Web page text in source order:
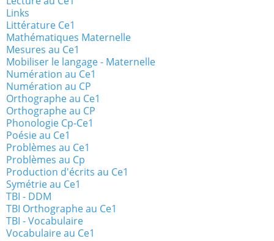
Links
Littérature Ce1
Mathématiques Maternelle
Mesures au Ce1
Mobiliser le langage - Maternelle
Numération au Ce1
Numération au CP
Orthographe au Ce1
Orthographe au CP
Phonologie Cp-Ce1
Poésie au Ce1
Problèmes au Ce1
Problèmes au Cp
Production d'écrits au Ce1
Symétrie au Ce1
TBI - DDM
TBI Orthographe au Ce1
TBI - Vocabulaire
Vocabulaire au Ce1